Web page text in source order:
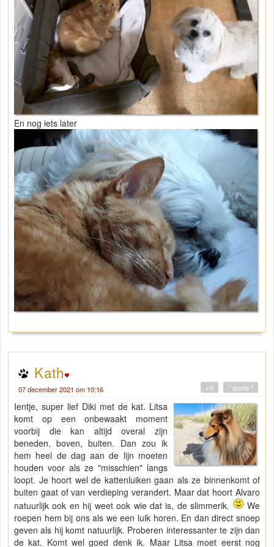
En nog iets later
Kath
07 december 2021 om 10:16 " quote "
+0
Ientje, super lief Diki met de kat. Litsa
komt op een onbewaakt moment
voorbij die kan altijd overal zijn
beneden, boven, buiten. Dan zou ik
hem heel de dag aan de lijn moeten
houden voor als ze "misschien" langs
loopt. Je hoort wel de kattenluiken gaan als ze binnenkomt of
buiten gaat of van verdieping verandert. Maar dat hoort Alvaro
natuurlijk ook en hij weet ook wie dat is, de slimmerik.
We
roepen hem bij ons als we een luik horen. En dan direct snoep
geven als hij komt natuurlijk. Proberen interessanter te zijn dan
de kat. Komt wel goed denk ik. Maar Litsa moet eerst nog